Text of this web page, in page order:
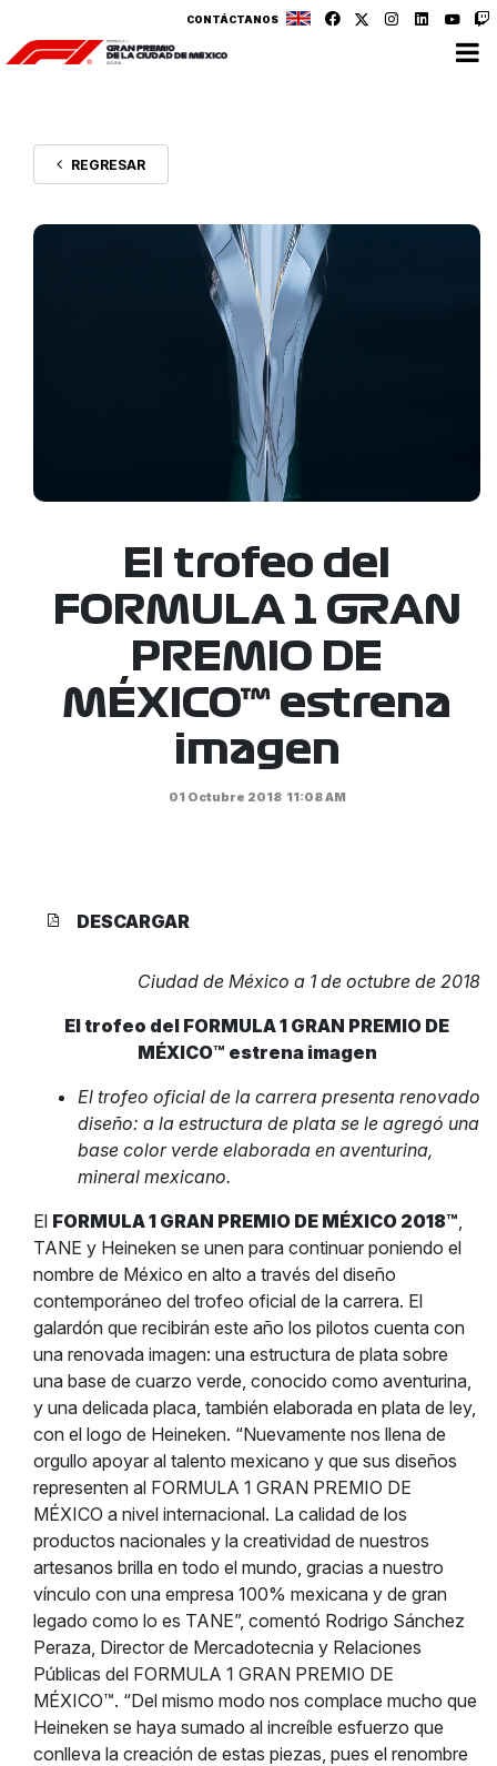
CONTÁCTANOS
REGRESAR
El trofeo del
FORMULA 1 GRAN
PREMIO DE
MÉXICO™ estrena
imagen
01 Octubre 2018 11:08 AM
DESCARGAR
Ciudad de México a 1 de octubre de 2018
El trofeo del FORMULA 1 GRAN PREMIO DE
MÉXICO™ estrena imagen
El trofeo oficial de la carrera presenta renovado
diseño: a la estructura de plata se le agregó una
base color verde elaborada en aventurina,
mineral mexicano.
El FORMULA 1 GRAN PREMIO DE MÉXICO 2018™,
TANE y Heineken se unen para continuar poniendo el
nombre de México en alto a través del diseño
contemporáneo del trofeo oficial de la carrera. El
galardón que recibirán este año los pilotos cuenta con
una renovada imagen: una estructura de plata sobre
una base de cuarzo verde, conocido como aventurina,
y una delicada placa, también elaborada en plata de ley,
con el logo de Heineken. “Nuevamente nos llena de
orgullo apoyar al talento mexicano y que sus diseños
representen al FORMULA 1 GRAN PREMIO DE
MÉXICO a nivel internacional. La calidad de los
productos nacionales y la creatividad de nuestros
artesanos brilla en todo el mundo, gracias a nuestro
vínculo con una empresa 100% mexicana y de gran
legado como lo es TANE”, comentó Rodrigo Sánchez
Peraza, Director de Mercadotecnia y Relaciones
Públicas del FORMULA 1 GRAN PREMIO DE
MÉXICO™. “Del mismo modo nos complace mucho que
Heineken se haya sumado al increíble esfuerzo que
conlleva la creación de estas piezas, pues el renombre